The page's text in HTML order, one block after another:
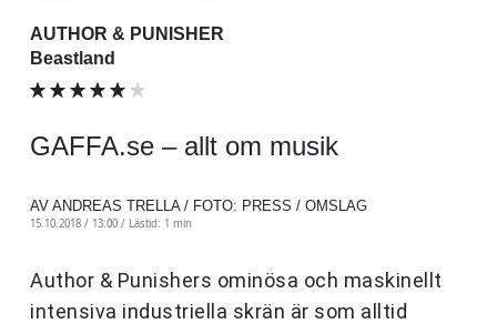
AUTHOR & PUNISHER
Beastland
GAFFA.se – allt om musik
AV ANDREAS TRELLA / FOTO: PRESS / OMSLAG
15.10.2018 / 13:00 / Lästid: 1 min
Author & Punishers ominösa och maskinellt
intensiva industriella skrän är som alltid